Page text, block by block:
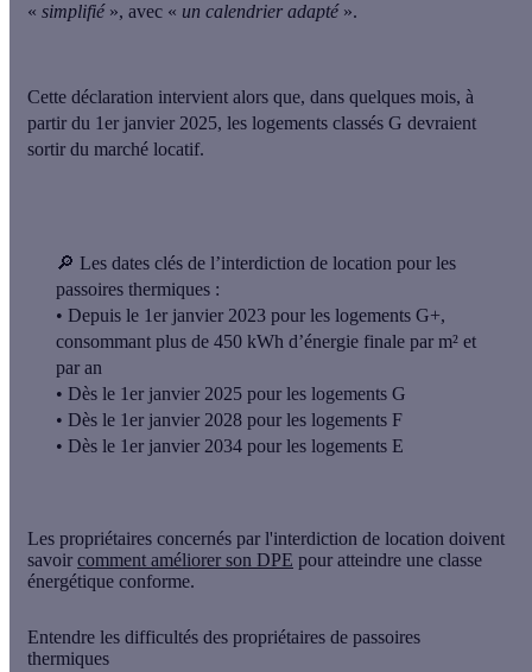
« simplifié», avec « un calendrier adapté ».
Cette déclaration intervient alors que, dans quelques mois, à
partir du 1er janvier 2025, les logements classés G devraient
sortir du marché locatif.
🔎 Les dates clés de l’interdiction de location pour les
passoires thermiques :
• Depuis le 1er janvier 2023 pour les logements G+,
consommant plus de 450 kWh d’énergie finale par m² et
par an
• Dès le 1er janvier 2025 pour les logements G
• Dès le 1er janvier 2028 pour les logements F
• Dès le 1er janvier 2034 pour les logements E
Les propriétaires concernés par l'interdiction de location doivent
savoir comment améliorer son DPE pour atteindre une classe
énergétique conforme.
Entendre les difficultés des propriétaires de passoires
thermiques